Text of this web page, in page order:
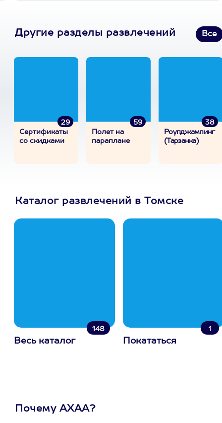
Другие разделы развлечений Все
29
Сертификаты
со скидками
59
Полет на
параплане
38
Роупджампинг
(Тарзанка)
Каталог развлечений в Томске
148
Весь каталог
1
Покататься
Почему АХАА?